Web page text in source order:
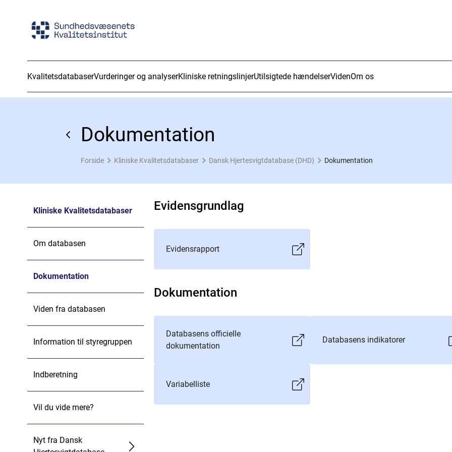
KvalitetsdatabaserVurderinger og analyserKliniske retningslinjerUtilsigtede hændelserVidenOm os
Dokumentation
Forside Kliniske Kvalitetsdatabaser Dansk Hjertesvigtdatabase (DHD) Dokumentation
Kliniske Kvalitetsdatabaser
Om databasen
Dokumentation
Viden fra databasen
Information til styregruppen
Indberetning
Vil du vide mere?
Nyt fra Dansk
Evidensgrundlag
Evidensrapport
Dokumentation
Databasens officielle
dokumentation
Databasens indikatorer
Variabelliste